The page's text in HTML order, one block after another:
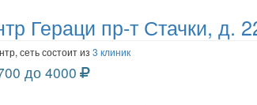
Гераци пр-т Стачки, д.
сеть состоит из 3 клиник
до 4000